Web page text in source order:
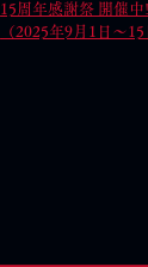
15周年感謝祭 開催中
（2025年9月1日～15